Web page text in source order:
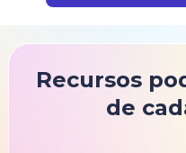
Recursos
de